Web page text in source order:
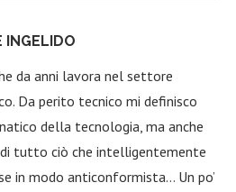
INGELIDO
da anni lavora nel settore
Da perito tecnico mi definisco
della tecnologia, ma anche
tutto ciò che intelligentemente
in modo anticonformista… Un po’